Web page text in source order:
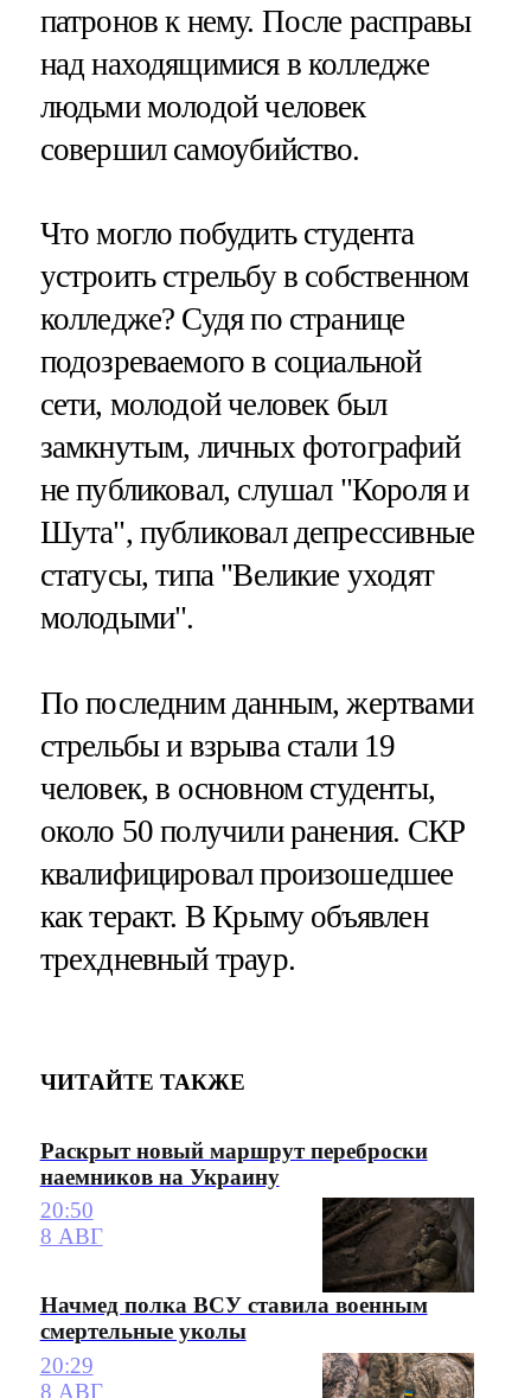
патронов к нему. После расправы
над находящимися в колледже
людьми молодой человек
совершил самоубийство.
Что могло побудить студента
устроить стрельбу в собственном
колледже? Судя по странице
подозреваемого в социальной
сети, молодой человек был
замкнутым, личных фотографий
не публиковал, слушал "Короля и
Шута", публиковал депрессивные
статусы, типа "Великие уходят
молодыми".
По последним данным, жертвами
стрельбы и взрыва стали 19
человек, в основном студенты,
около 50 получили ранения. СКР
квалифицировал произошедшее
как теракт. В Крыму объявлен
трехдневный траур.
ЧИТАЙТЕ ТАКЖЕ
Раскрыт новый маршрут переброски
наемников на Украину
20:50
8 АВГ
Начмед полка ВСУ ставила военным
смертельные уколы
20:29
8 АВГ